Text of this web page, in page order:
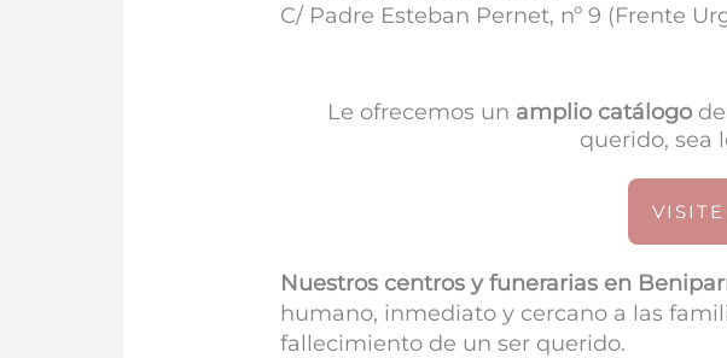
C/ Padre Esteban Pernet, nº 9 (Frente
Le ofrecemos un amplio catálogo
querido, sea
Nuestros centros y funerarias en
humano, inmediato y cercano a las
fallecimiento de un ser querido.